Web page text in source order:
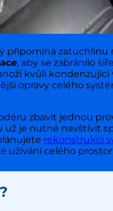
, aby se zabránilo
kvůli
opravy celého
zbavit jednou
je nutné navštívit
rekonstrukci
užívání celého